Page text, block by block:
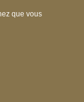
que vous